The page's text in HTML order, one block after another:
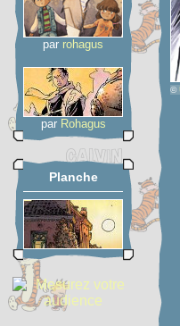
par rohagus
par Rohagus
Planche
©